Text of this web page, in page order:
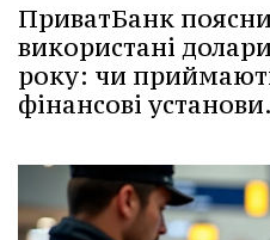
ПриватБанк
використані
року: чи
фінансові установи.